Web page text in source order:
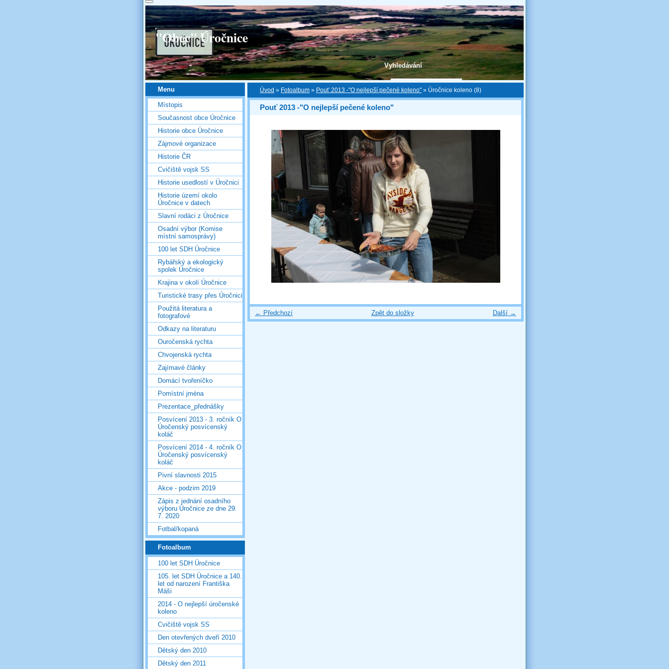
Vyhledávání
"Obec" Úročnice
Úvod » Fotoalbum » Pouť 2013 -"O nejlepší pečené koleno" » Úročnice koleno (8)
Pouť 2013 -"O nejlepší pečené koleno"
← Předchozí Další →
Zpět do složky
Menu
Místopis
Současnost obce Úročnice
Historie obce Úročnice
Zájmové organizace
Historie ČR
Cvičiště vojsk SS
Historie usedlostí v Úročnici
Historie území okolo
Úročnice v datech
Slavní rodáci z Úročnice
Osadní výbor (Komise
místní samosprávy)
100 let SDH Úročnice
Rybářský a ekologický
spolek Úročnice
Krajina v okolí Úročnice
Turistické trasy přes Úročnici
Použitá literatura a
fotografové
Odkazy na literaturu
Ouročenská rychta
Chvojenská rychta
Zajímavé články
Domácí tvořeníčko
Pomístní jména
Prezentace_přednášky
Posvícení 2013 - 3. ročník O
Úročenský posvícenský
koláč
Posvícení 2014 - 4. ročník O
Úročenský posvícenský
koláč
Pivní slavnosti 2015
Akce - podzim 2019
Zápis z jednání osadního
výboru Úročnice ze dne 29.
7. 2020
Fotbal/kopaná
Fotoalbum
100 let SDH Úročnice
105. let SDH Úročnice a 140.
let od narození Františka
Máši
2014 - O nejlepší úročenské
koleno
Cvičiště vojsk SS
Den otevřených dveří 2010
Dětský den 2010
Dětský den 2011